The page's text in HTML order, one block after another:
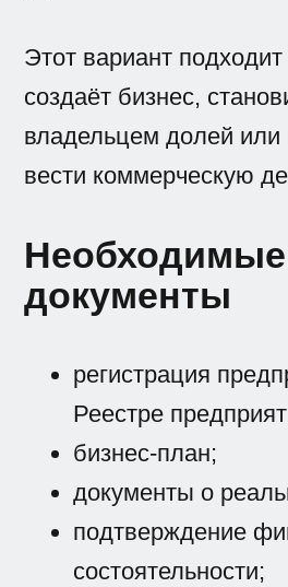
Этот вариант
создаёт бизнес,
владельцем долей или
вести коммерческую
Необходимые
документы
регистрация
Реестре
бизнес-план;
документы о
подтверждение
состоятельности;